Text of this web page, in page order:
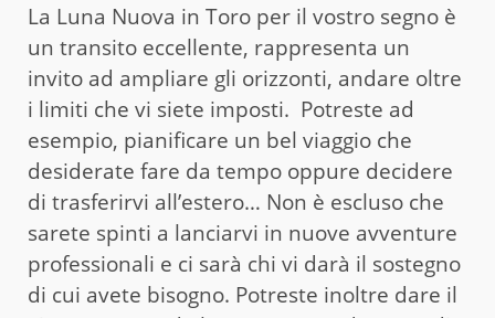
La Luna Nuova in Toro per il vostro segno è
un transito eccellente, rappresenta un
invito ad ampliare gli orizzonti, andare oltre
i limiti che vi siete imposti. Potreste ad
esempio, pianificare un bel viaggio che
desiderate fare da tempo oppure decidere
di trasferirvi all’estero… Non è escluso che
sarete spinti a lanciarvi in nuove avventure
professionali e ci sarà chi vi darà il sostegno
di cui avete bisogno. Potreste inoltre dare il